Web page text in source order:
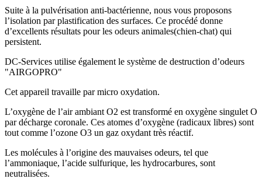
Suite à la pulvérisation anti-bactérienne, nous vous proposons
l’isolation par plastification des surfaces. Ce procédé donne
d’excellents résultats pour les odeurs animales(chien-chat) qui
persistent.
DC-Services utilise également le système de destruction d’odeurs
"AIRGOPRO"
Cet appareil travaille par micro oxydation.
L’oxygène de l’air ambiant O2 est transformé en oxygène singulet O
par décharge coronale. Ces atomes d’oxygène (radicaux libres) sont
tout comme l’ozone O3 un gaz oxydant très réactif.
Les molécules à l’origine des mauvaises odeurs, tel que
l’ammoniaque, l’acide sulfurique, les hydrocarbures, sont
neutralisées.